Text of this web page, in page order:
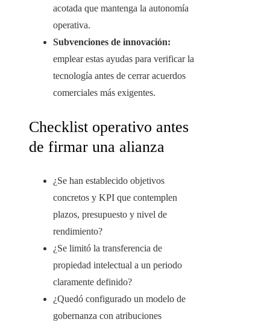
acotada que mantenga la autonomía
operativa.
Subvenciones de innovación:
emplear estas ayudas para verificar la
tecnología antes de cerrar acuerdos
comerciales más exigentes.
Checklist operativo antes
de firmar una alianza
¿Se han establecido objetivos
concretos y KPI que contemplen
plazos, presupuesto y nivel de
rendimiento?
¿Se limitó la transferencia de
propiedad intelectual a un periodo
claramente definido?
¿Quedó configurado un modelo de
gobernanza con atribuciones